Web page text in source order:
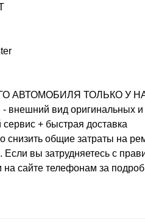
ТОЛЬКО У НАС
вид оригинальных
+ быстрая доставка
снизить общие затраты на
вы затрудняетесь с
сайте телефонам за